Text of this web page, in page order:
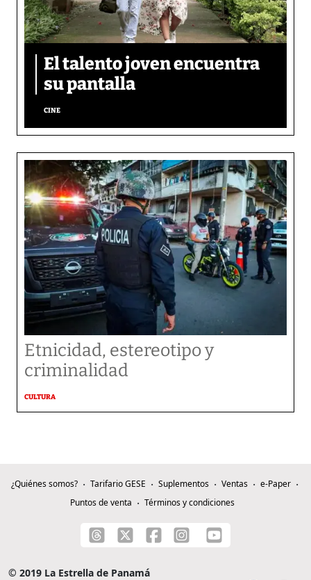
El talento joven encuentra
su pantalla​
CINE
Etnicidad, estereotipo y
criminalidad
CULTURA
¿Quiénes somos? Tarifario GESE Suplementos Ventas
e-Paper
Puntos de venta
Términos y condiciones
© 2019 La Estrella de Panamá